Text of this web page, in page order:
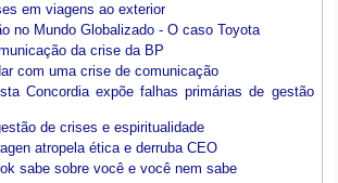
em viagens ao exterior
no Mundo Globalizado - O caso Toyota
da crise da BP
com uma crise de comunicação
Concordia expõe falhas primárias de gestão
de crises e espiritualidade
atropela ética e derruba CEO
sabe sobre você e você nem sabe